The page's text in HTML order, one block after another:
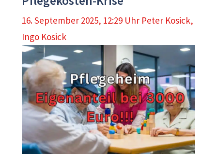
16. September 2025, 12:29 Uhr Peter Kosick,
Ingo Kosick